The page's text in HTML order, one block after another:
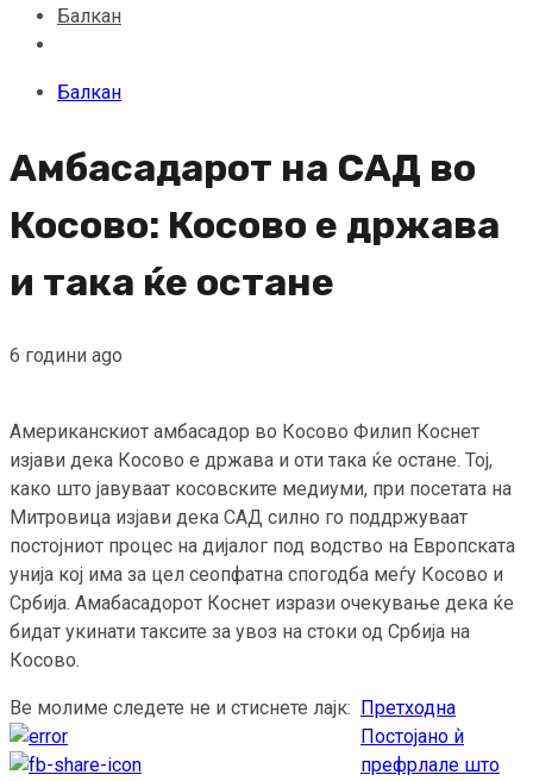
Балкан
Балкан
Амбасадарот на САД во
Косово: Косово е држава
и така ќе остане
6 години ago
Американскиот амбасадор во Косово Филип Коснет
изјави дека Косово е држава и оти така ќе остане. Тој,
како што јавуваат косовските медиуми, при посетата на
Митровица изјави дека САД силно го поддржуваат
постојниот процес на дијалог под водство на Европската
унија кој има за цел сеопфатна спогодба меѓу Косово и
Србија. Амабасадорот Коснет изрази очекување дека ќе
бидат укинати таксите за увоз на стоки од Србија на
Косово.
Ве молиме следете не и стиснете лајк:
Continue
Reading
Претходна
Постојано ѝ
префрлале што